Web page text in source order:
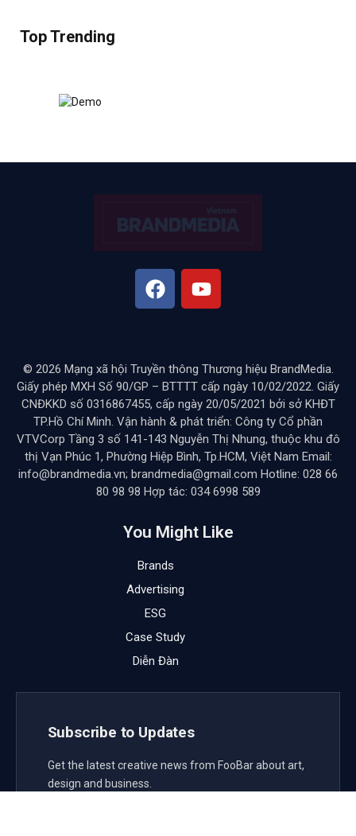
Top Trending
© 2026 Mạng xã hội Truyền thông Thương hiệu BrandMedia.
Giấy phép MXH Số 90/GP – BTTTT cấp ngày 10/02/2022. Giấy
CNĐKKD số 0316867455, cấp ngày 20/05/2021 bởi sở KHĐT
TP.Hồ Chí Minh. Vận hành & phát triển: Công ty Cổ phần
VTVCorp Tầng 3 số 141-143 Nguyễn Thị Nhung, thuộc khu đô
thị Vạn Phúc 1, Phường Hiệp Bình, Tp.HCM, Việt Nam Email:
info@brandmedia.vn; brandmedia@gmail.com Hotline: 028 66
80 98 98 Hợp tác: 034 6998 589
You Might Like
Brands
Advertising
ESG
Case Study
Diễn Đàn
Subscribe to Updates
Get the latest creative news from FooBar about art,
design and business.